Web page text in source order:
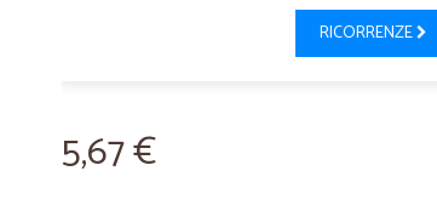
RICORRENZE
5,67 €